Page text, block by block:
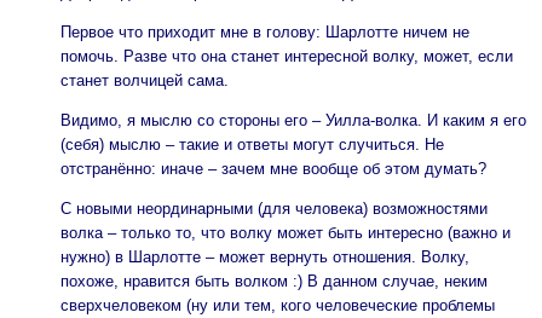
Первое что приходит мне в голову: Шарлотте ничем не
помочь. Разве что она станет интересной волку, может, если
станет волчицей сама.
Видимо, я мыслю со стороны его – Уилла-волка. И каким я его
(себя) мыслю – такие и ответы могут случиться. Не
отстранённо: иначе – зачем мне вообще об этом думать?
С новыми неординарными (для человека) возможностями
волка – только то, что волку может быть интересно (важно и
нужно) в Шарлотте – может вернуть отношения. Волку,
похоже, нравится быть волком :) В данном случае, неким
сверхчеловеком (ну или тем, кого человеческие проблемы